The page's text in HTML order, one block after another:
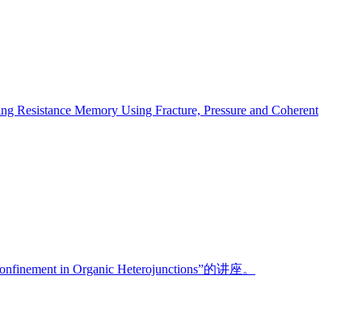
Memory Using Fracture, Pressure and Coherent
in Organic Heterojunctions”的讲座。